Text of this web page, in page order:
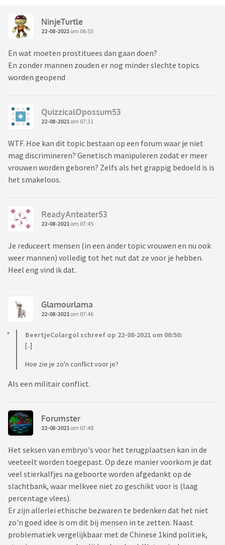
NinjeTurtle
22-08-2021 om 06:53
En wat moeten prostituees dan gaan doen?
En zonder mannen zouden er nog minder slechte topics
worden geopend
QuizzicalOpossum53
22-08-2021 om 07:31
WTF. Hoe kan dit topic bestaan op een forum waar je niet
mag discrimineren? Genetisch manipuleren zodat er meer
vrouwen worden geboren? Zelfs als het grappig bedoeld is is
het smakeloos.
ReadyAnteater53
22-08-2021 om 07:45
Je reduceert mensen (in een ander topic vrouwen en nu ook
weer mannen) volledig tot het nut dat ze voor je hebben.
Heel eng vind ik dat.
Glamourlama
22-08-2021 om 07:46
BeertjeColargol schreef op 22-08-2021 om 00:50:
[..]
Hoe zie je zo'n conflict voor je?
Als een militair conflict.
Forumster
22-08-2021 om 07:48
Het seksen van embryo's voor het terugplaatsen kan in de
veeteelt worden toegepast. Op deze manier voorkom je dat
veel stierkalfjes na geboorte worden afgedankt op de
slachtbank, waar melkvee niet zo geschikt voor is (laag
percentage vlees).
Er zijn allerlei ethische bezwaren te bedenken dat het niet
zo'n goed idee is om dit bij mensen in te zetten. Naast
problematiek vergelijkbaar met de Chinese 1kind politiek,